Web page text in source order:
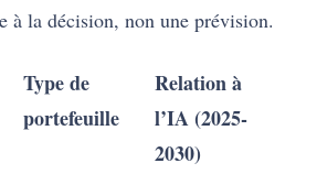
à la décision, non une prévision.
Type de
portefeuille
Relation à
l’IA (2025-
2030)